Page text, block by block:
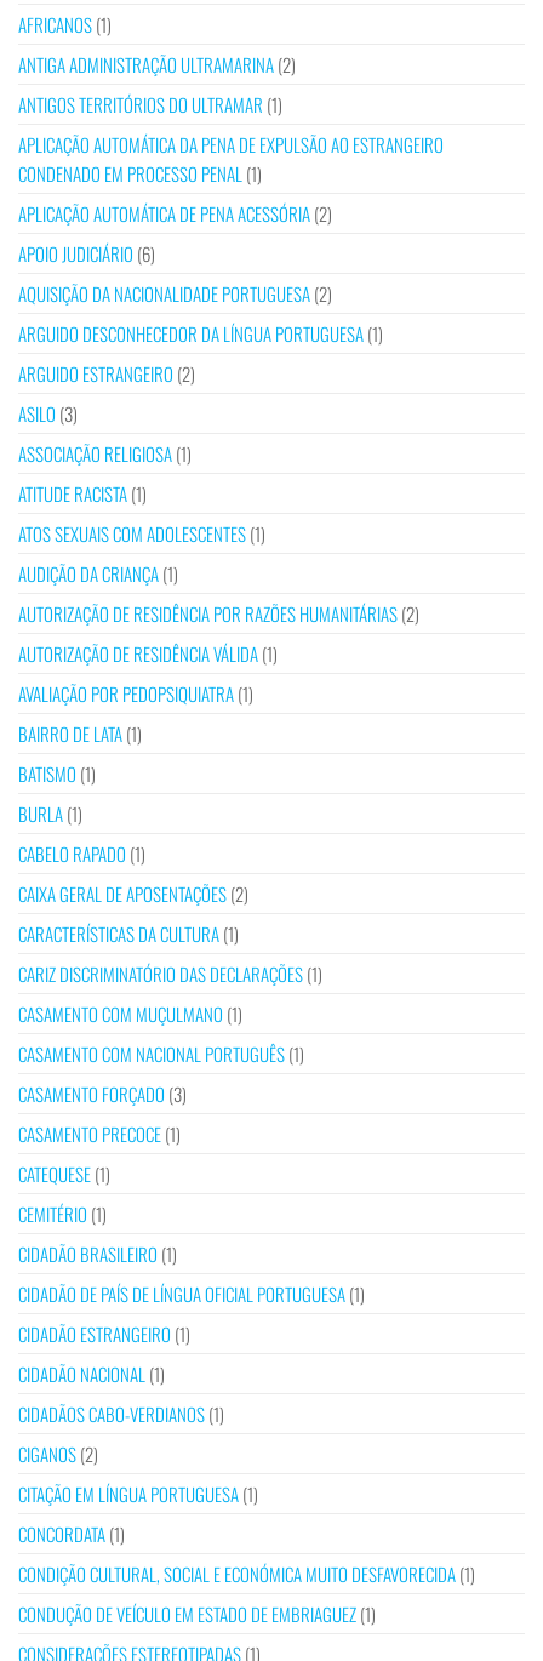
AFRICANOS(1)
ANTIGA ADMINISTRAÇÃO ULTRAMARINA(2)
ANTIGOS TERRITÓRIOS DO ULTRAMAR (1)
APLICAÇÃO AUTOMÁTICA DA PENA DE EXPULSÃO AO ESTRANGEIRO
CONDENADO EM PROCESSO PENAL (1)
APLICAÇÃO AUTOMÁTICA DE PENA ACESSÓRIA(2)
APOIO JUDICIÁRIO (6)
AQUISIÇÃO DA NACIONALIDADE PORTUGUESA(2)
ARGUIDO DESCONHECEDOR DA LÍNGUA PORTUGUESA(1)
ARGUIDO ESTRANGEIRO (2)
ASILO (3)
ASSOCIAÇÃO RELIGIOSA(1)
ATITUDE RACISTA(1)
ATOS SEXUAIS COM ADOLESCENTES(1)
AUDIÇÃO DA CRIANÇA(1)
AUTORIZAÇÃO DE RESIDÊNCIA POR RAZÕES HUMANITÁRIAS(2)
AUTORIZAÇÃO DE RESIDÊNCIA VÁLIDA(1)
AVALIAÇÃO POR PEDOPSIQUIATRA(1)
BAIRRO DE LATA(1)
BATISMO (1)
BURLA(1)
CABELO RAPADO (1)
CAIXA GERAL DE APOSENTAÇÕES(2)
CARACTERÍSTICAS DA CULTURA(1)
CARIZ DISCRIMINATÓRIO DAS DECLARAÇÕES(1)
CASAMENTO COM MUÇULMANO (1)
CASAMENTO COM NACIONAL PORTUGUÊS(1)
CASAMENTO FORÇADO (3)
CASAMENTO PRECOCE(1)
CATEQUESE(1)
CEMITÉRIO (1)
CIDADÃO BRASILEIRO (1)
CIDADÃO DE PAÍS DE LÍNGUA OFICIAL PORTUGUESA(1)
CIDADÃO ESTRANGEIRO (1)
CIDADÃO NACIONAL (1)
CIDADÃOS CABO-VERDIANOS(1)
CIGANOS(2)
CITAÇÃO EM LÍNGUA PORTUGUESA(1)
CONCORDATA(1)
CONDIÇÃO CULTURAL, SOCIAL E ECONÓMICA MUITO DESFAVORECIDA(1)
CONDUÇÃO DE VEÍCULO EM ESTADO DE EMBRIAGUEZ(1)
CONSIDERAÇÕES ESTEREOTIPADAS(1)